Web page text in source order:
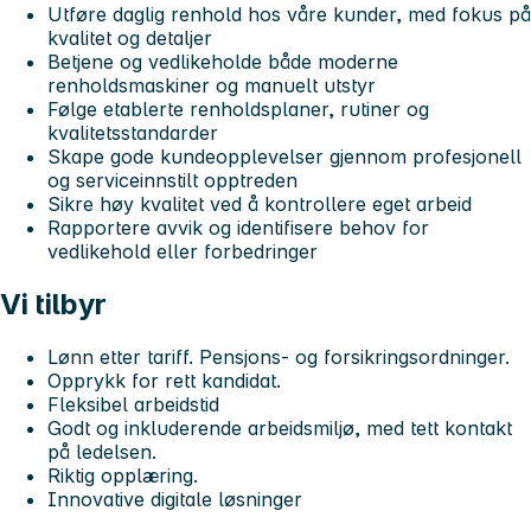
Utføre daglig renhold hos våre kunder, med fokus på
kvalitet og detaljer
Betjene og vedlikeholde både moderne
renholdsmaskiner og manuelt utstyr
Følge etablerte renholdsplaner, rutiner og
kvalitetsstandarder
Skape gode kundeopplevelser gjennom profesjonell
og serviceinnstilt opptreden
Sikre høy kvalitet ved å kontrollere eget arbeid
Rapportere avvik og identifisere behov for
vedlikehold eller forbedringer
Vi tilbyr
Lønn etter tariff. Pensjons- og forsikringsordninger.
Opprykk for rett kandidat.
Fleksibel arbeidstid
Godt og inkluderende arbeidsmiljø, med tett kontakt
på ledelsen.
Riktig opplæring.
Innovative digitale løsninger